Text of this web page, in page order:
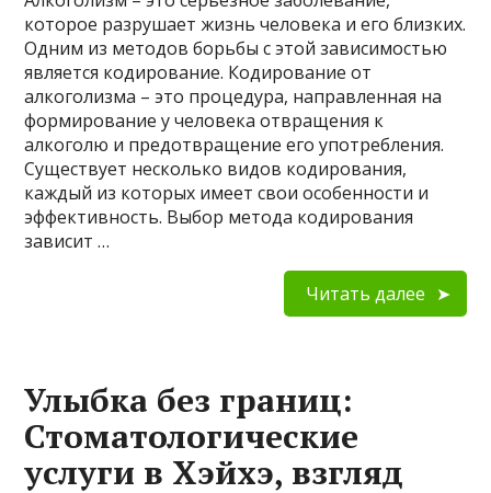
которое разрушает жизнь человека и его близких.
Одним из методов борьбы с этой зависимостью
является кодирование. Кодирование от
алкоголизма – это процедура, направленная на
формирование у человека отвращения к
алкоголю и предотвращение его употребления.
Существует несколько видов кодирования,
каждый из которых имеет свои особенности и
эффективность. Выбор метода кодирования
зависит …
Читать далее
Улыбка без границ:
Стоматологические
услуги в Хэйхэ, взгляд